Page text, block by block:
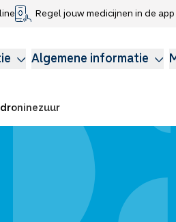
Regel jouw medicijnen in de app
Algemene informatie
Webshop
Klachtenregeling
Longzorg